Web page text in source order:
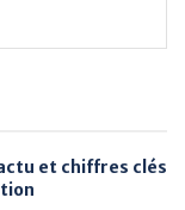
et chiffres clés